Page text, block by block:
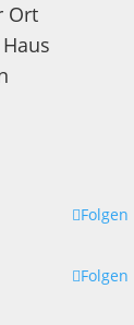
Ort
Folgen
Folgen